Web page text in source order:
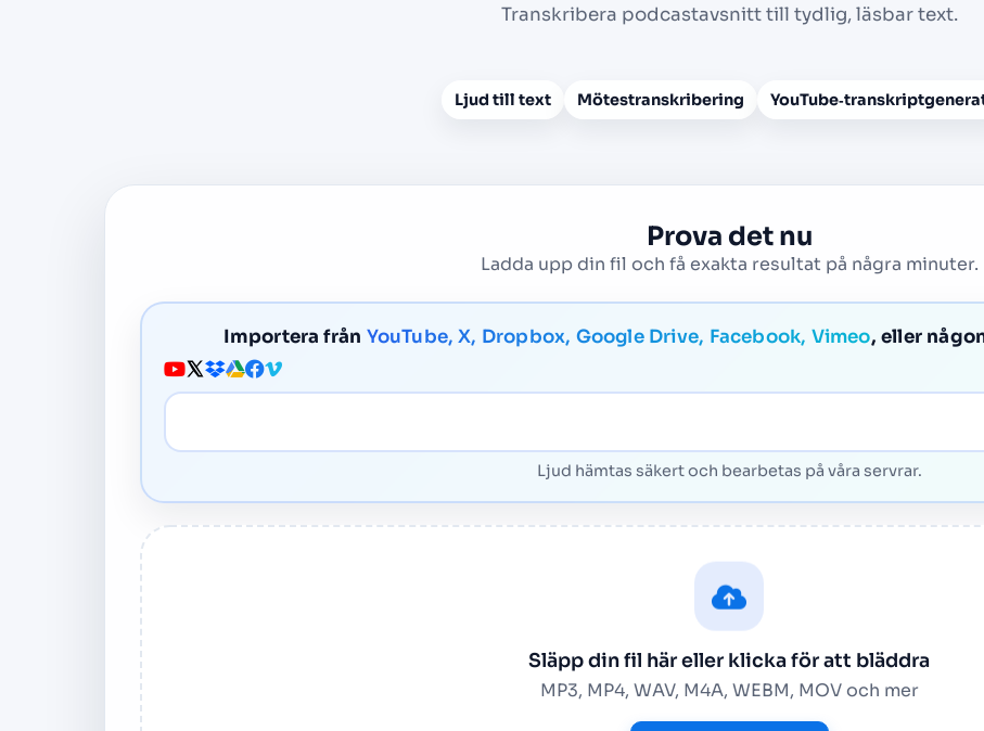
Transkribera podcastavsnitt till tydlig, läsbar text.
Ljud till text Mötestranskribering
Prova det nu
Ladda upp din fil och få exakta resultat på några minuter.
Importera från YouTube, X, Dropbox, Google Drive, Facebook, Vimeo, eller
Media-URL
Ljud hämtas säkert och bearbetas på våra servrar.
Släpp din fil här eller klicka för att bläddra
MP3, MP4, WAV, M4A, WEBM, MOV och mer